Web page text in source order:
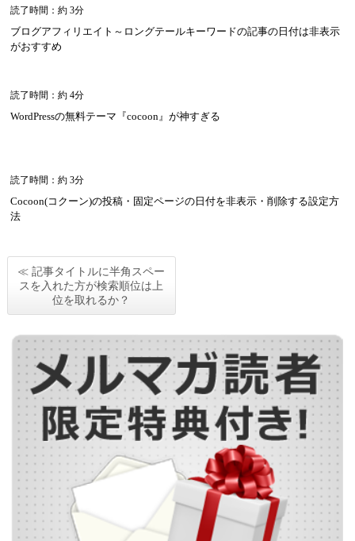
読了時間：約 3分
ブログアフィリエイト～ロングテールキーワードの記事の日付は非表示
がおすすめ
読了時間：約 4分
WordPressの無料テーマ『cocoon』が神すぎる
読了時間：約 3分
Cocoon(コクーン)の投稿・固定ページの日付を非表示・削除する設定方
法
≪ 記事タイトルに半角スペー
スを入れた方が検索順位は上
位を取れるか？